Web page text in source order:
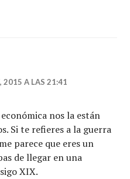
2015 A LAS 21:41
nos la están
Si te refieres a la guerra
parece que eres un
de llegar en una
XIX.